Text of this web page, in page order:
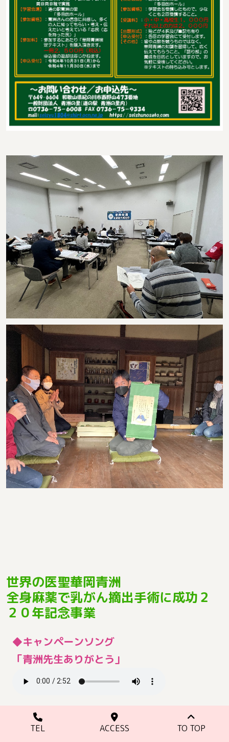
世界の医聖華岡青洲
全身麻薬で乳がん摘出手術に成功２
２０年記念事業
◆キャンペーンソング
「青洲先生ありがとう」
作詞：谷脇誠 作曲：西林勝
歌唱：上名手小学校５・６年生
TEL ACCESS TO TOP